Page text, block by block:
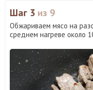
Шаг 3 из 9
Обжариваем мясо на
среднем нагреве около